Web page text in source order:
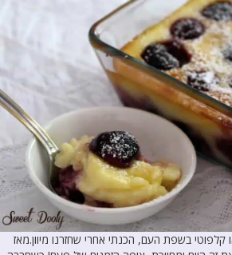
קלפוטי בשפת העם, הכנתי אחרי שחזרנו מיוון.מאז